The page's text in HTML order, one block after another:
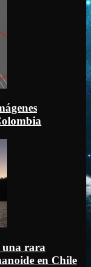
una rara
en Chile